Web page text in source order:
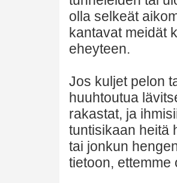
olla selkeät
kantavat meidät
eheyteen.
Jos kuljet pelon
huuhtoutua
rakastat, ja
tuntisikaan heitä
tai jonkun
tietoon,